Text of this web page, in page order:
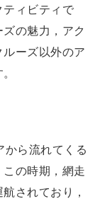
ィビティで
の魅力，アク
ーズ以外のア
ら流れてくる
の時期，網走
されており，